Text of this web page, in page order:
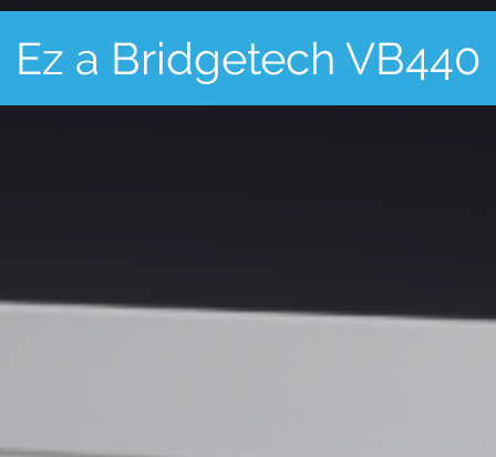
Ez a Bridgetech VB440